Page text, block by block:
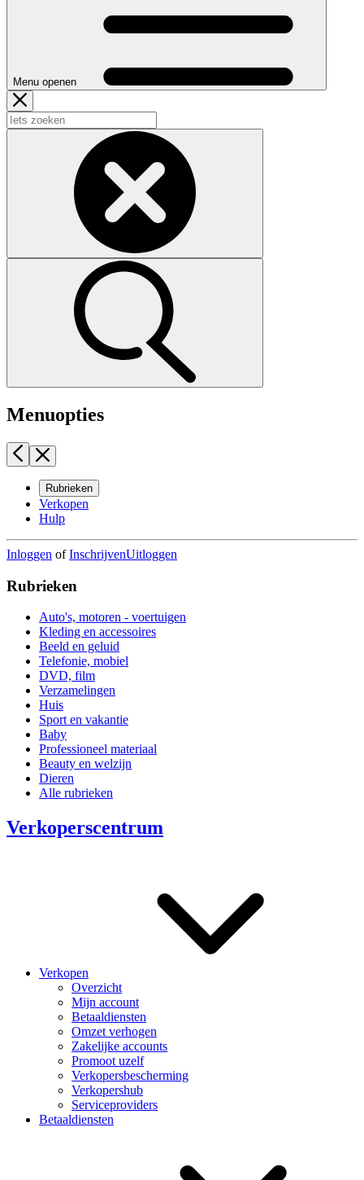
Menu openen
Menuopties
Rubrieken
Verkopen
Hulp
Inloggen ofInschrijvenUitloggen
Rubrieken
Auto's, motoren - voertuigen
Kleding en accessoires
Beeld en geluid
Telefonie, mobiel
DVD, film
Verzamelingen
Huis
Sport en vakantie
Baby
Professioneel materiaal
Beauty en welzijn
Dieren
Alle rubrieken
Verkoperscentrum
Verkopen
Overzicht
Mijn account
Betaaldiensten
Omzet verhogen
Zakelijke accounts
Promoot uzelf
Verkopersbescherming
Verkopershub
Serviceproviders
Betaaldiensten